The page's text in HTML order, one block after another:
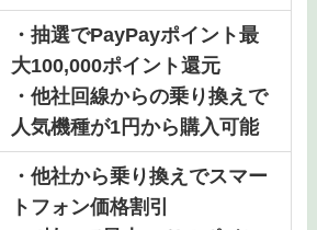
・抽選でPayPayポイント最
大100,000ポイント還元
・他社回線からの乗り換えで
人気機種が1円から購入可能
・他社から乗り換えでスマー
トフォン価格割引